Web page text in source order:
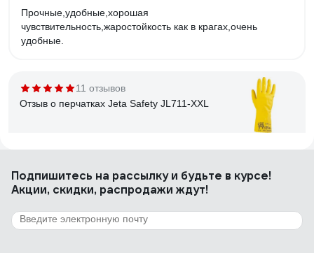
Прочные,удобные,хорошая
чувствительность,жаростойкость как в крагах,очень
удобные.
11 отзывов
Отзыв о перчатках Jeta Safety JL711-XXL
Брал на свою огромную ладонь. Подошли отлично.
Размер XXL подойдёт на ладонь шириной примерно
Подпишитесь на рассылкуи будьте в курсе!
Акции, скидки, распродажи ждут!